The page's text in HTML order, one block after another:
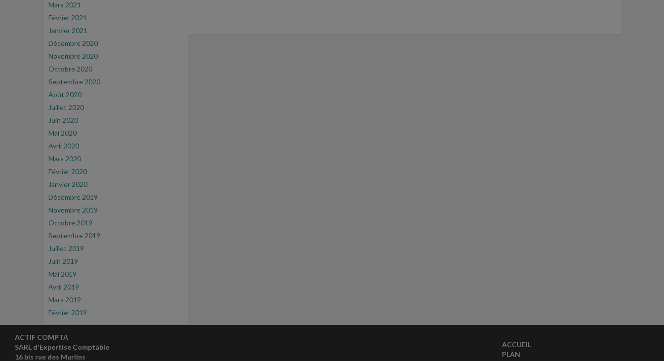
Mars 2021
Février 2021
Janvier 2021
Décembre 2020
Novembre 2020
Octobre 2020
Septembre 2020
Août 2020
Juillet 2020
Juin 2020
Mai 2020
Avril 2020
Mars 2020
Février 2020
Janvier 2020
Décembre 2019
Novembre 2019
Octobre 2019
Septembre 2019
Juillet 2019
Juin 2019
Mai 2019
Avril 2019
Mars 2019
Février 2019
ACTIF COMPTA
SARL d'Expertise Comptable
16 bis rue des Murlins
ACCUEIL
PLAN